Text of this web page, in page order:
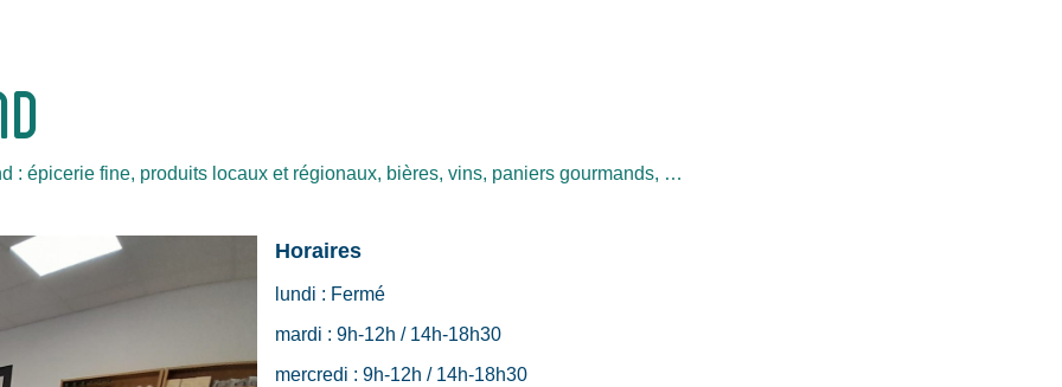
: épicerie fine, produits locaux et régionaux, bières, vins, paniers gourmands, …
Horaires
lundi : Fermé
mardi : 9h-12h / 14h-18h30
mercredi : 9h-12h / 14h-18h30